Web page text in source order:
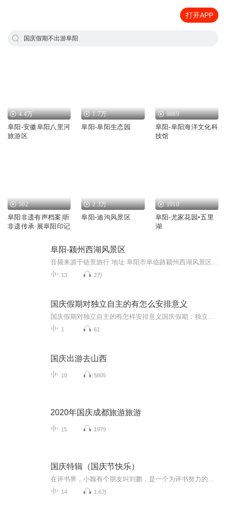
打开APP
国庆假期不出游阜阳
4.4万
阜阳-安徽阜阳八里河
旅游区
1.7万
阜阳-阜阳生态园
8089
阜阳-阜阳海洋文化科
技馆
502
阜阳非遗有声档案|听
非遗传承·展阜阳印记
2.3万
阜阳-迪沟风景区
1910
阜阳-尤家花园•五里
湖
阜阳-颍州西湖风景区
13 2万
国庆假期对独立自主的有怎么安排意义
1 61
国庆出游去山西
10 5805
2020年国庆成都旅游旅游
15 1979
国庆特辑（国庆节快乐）
14 1.6万